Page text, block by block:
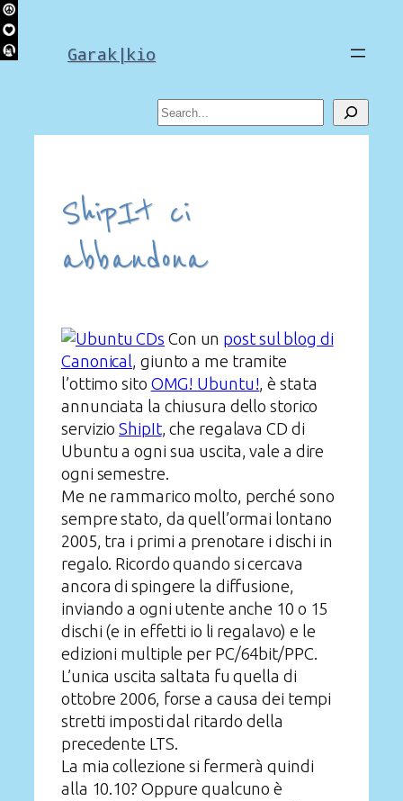
Skip
to
content Garak|kio
Search
ShipIt ci
abbandona
Con un post sul blog di
Canonical, giunto a me tramite
l’ottimo sito OMG! Ubuntu!, è stata
annunciata la chiusura dello storico
servizioShipIt, che regalava CD di
Ubuntu a ogni sua uscita, vale a dire
ogni semestre.
Me ne rammarico molto, perché sono
sempre stato, da quell’ormai lontano
2005, tra i primi a prenotare i dischi in
regalo. Ricordo quando si cercava
ancora di spingere la diffusione,
inviando a ogni utente anche 10 o 15
dischi (e in effetti io li regalavo) e le
edizioni multiple per PC/64bit/PPC.
L’unica uscita saltata fu quella di
ottobre 2006, forse a causa dei tempi
stretti imposti dal ritardo della
precedente LTS.
La mia collezione si fermerà quindi
alla 10.10? Oppure qualcuno è